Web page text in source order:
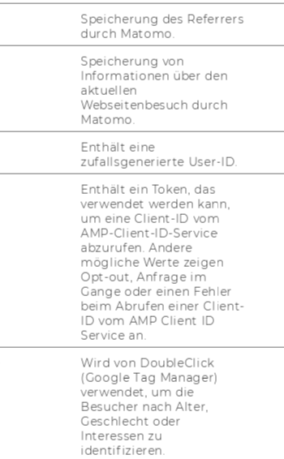
ORGANISATION DER
FORSCHUNG
FORSCHUNGSINFRASTRUKTUR
JOBS
JOBS
JOBPORTAL
RESEARCH CAREER
Speicherung des Referrers
durch Matomo.
Speicherung von
Informationen über den
aktuellen
Webseitenbesuch durch
Matomo.
Enthält eine
zufallsgenerierte User-ID.
Enthält ein Token, das
verwendet werden kann,
um eine Client-ID vom
AMP-Client-ID-Service
abzurufen. Andere
mögliche Werte zeigen
Opt-out, Anfrage im
Gange oder einen Fehler
beim Abrufen einer Client-
ID vom AMP Client ID
Service an.
Wird von DoubleClick
(Google Tag Manager)
verwendet, um die
Besucher nach Alter,
Geschlecht oder
Interessen zu
identifizieren.